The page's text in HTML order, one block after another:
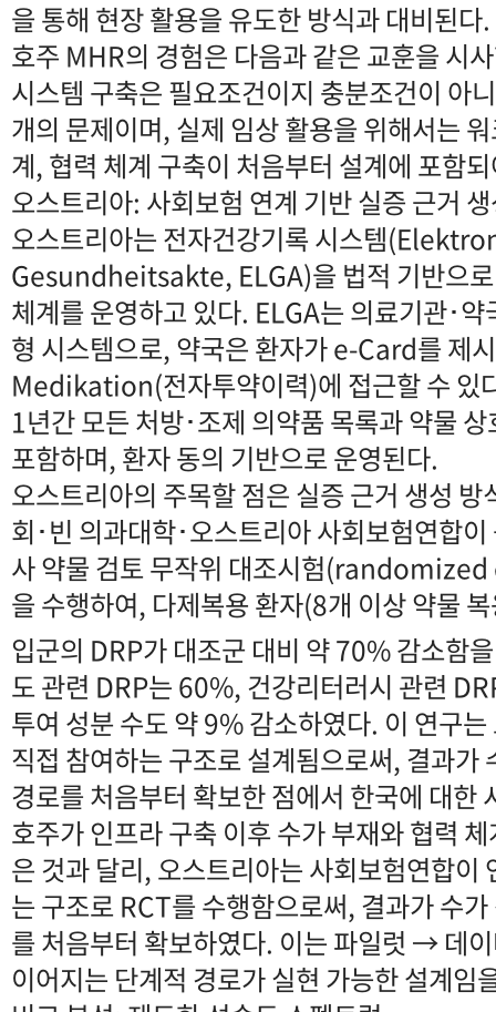
을 통해 현장 활용을 유도한 방식과 대비된다.
호주 MHR의 경험은 다음과 같은 교훈을 시
시스템 구축은 필요조건이지 충분조건이 아
개의 문제이며, 실제 임상 활용을 위해서는
계, 협력 체계 구축이 처음부터 설계에 포함
오스트리아: 사회보험 연계 기반 실증 근거
오스트리아는 전자건강기록 시스템
Gesundheitsakte, ELGA)을 법적 기반으로
체계를 운영하고 있다. ELGA는 의료기관･
형 시스템으로, 약국은 환자가 e-Card를 제
Medikation(전자투약이력)에 접근할 수
1년간 모든 처방･조제 의약품 목록과 약물
포함하며, 환자 동의 기반으로 운영된다.
오스트리아의 주목할 점은 실증 근거 생성
회･빈 의과대학･오스트리아 사회보험연합
사 약물 검토 무작위 대조시험
을 수행하여, 다제복용 환자(8개 이상 약물
입군의 DRP가 대조군 대비 약 70% 감소함
도 관련 DRP는 60%, 건강리터러시 관련
투여 성분 수도 약 9% 감소하였다. 이 연구
직접 참여하는 구조로 설계됨으로써, 결과가
경로를 처음부터 확보한 점에서 한국에 대한
호주가 인프라 구축 이후 수가 부재와 협력
은 것과 달리, 오스트리아는 사회보험연합이
는 구조로 RCT를 수행함으로써, 결과가 수
를 처음부터 확보하였다. 이는 파일럿 → 데
이어지는 단계적 경로가 실현 가능한 설계임